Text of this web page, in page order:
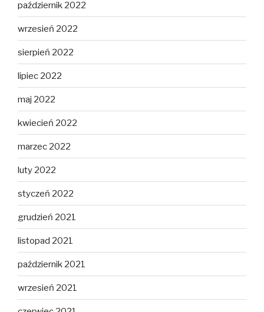
październik 2022
wrzesień 2022
sierpień 2022
lipiec 2022
maj 2022
kwiecień 2022
marzec 2022
luty 2022
styczeń 2022
grudzień 2021
listopad 2021
październik 2021
wrzesień 2021